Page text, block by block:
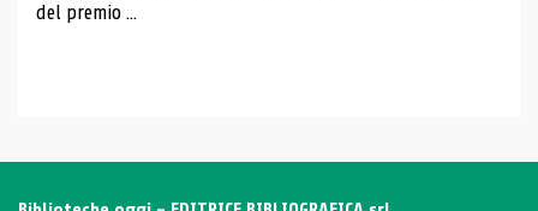
del premio ...